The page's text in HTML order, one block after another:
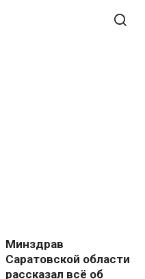
Минздрав
Саратовской области
рассказал всё об